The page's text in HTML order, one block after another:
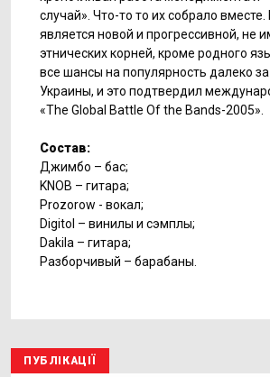
случай». Что-то то их собрало
является новой и прогрессивной, не
этнических корней, кроме родного
все шансы на популярность далеко
Украины, и это подтвердил
«The Global Battle Of the Bands-2005».
Cостав:
Джимбо – бас;
KNOB – гитара;
Prozorow - вокал;
Digitol – винилы и сэмплы;
Dakila – гитара;
Разборчивый – барабаны.
ПУБЛІКАЦІЇ